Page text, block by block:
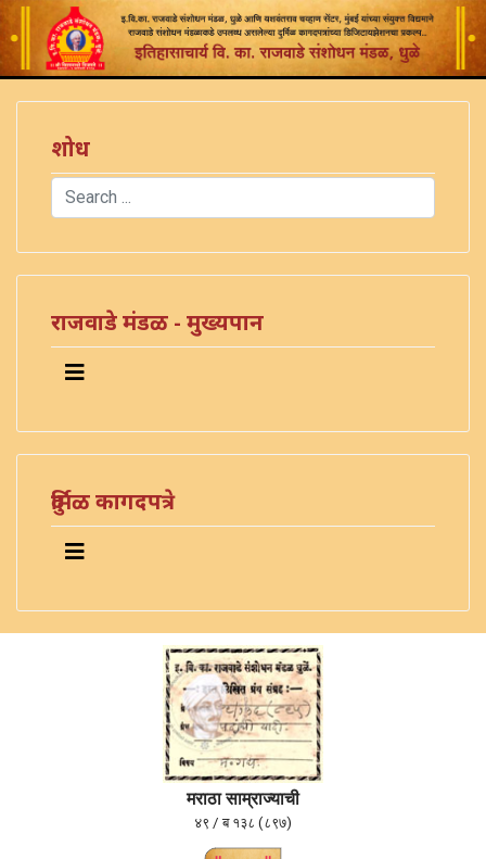
शोध
Search
राजवाडे मंडळ - मुख्यपान
दुर्मिळ कागदपत्रे
मराठा साम्राज्याची
४९ / ब १३८ (८९७)